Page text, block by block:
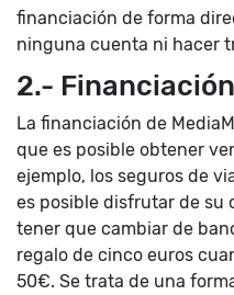
financiación de forma
ninguna cuenta ni hacer
2.-
La financiación de
que es posible obtener
ejemplo, los seguros de
es posible disfrutar de su
tener que cambiar de
regalo de cinco euros
50€. Se trata de una